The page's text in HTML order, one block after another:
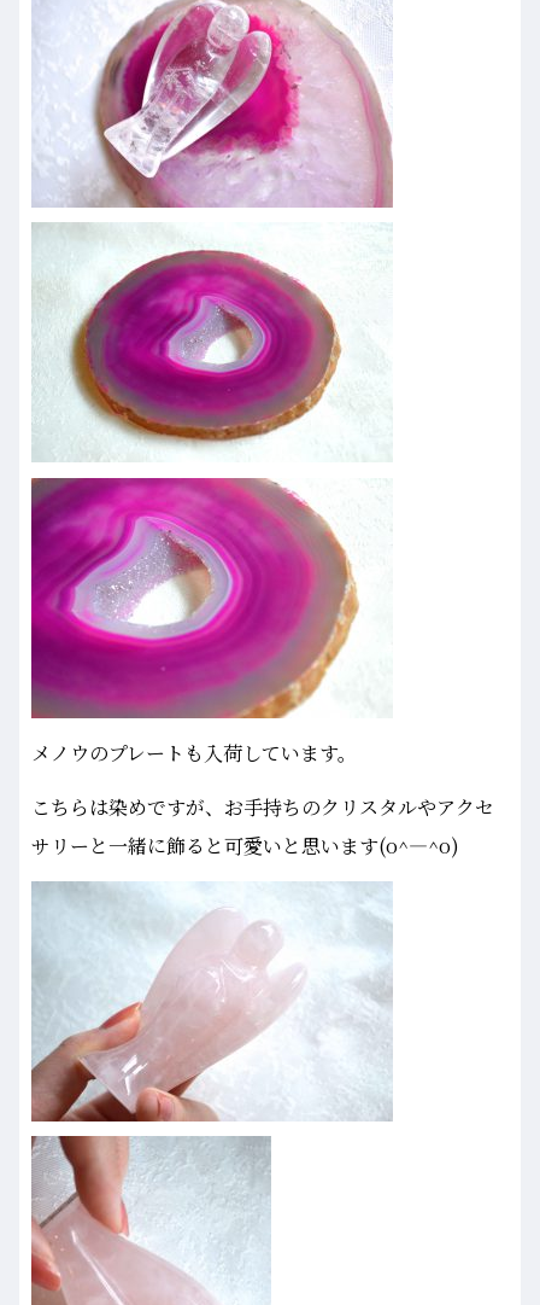
メノウのプレートも入荷しています。
こちらは染めですが、お手持ちのクリスタルやアクセ
サリーと一緒に飾ると可愛いと思います(o^―^o)